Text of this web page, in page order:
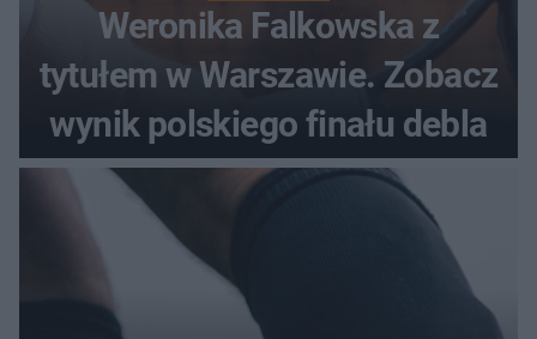
Weronika Falkowska z
tytułem w Warszawie. Zobacz
wynik polskiego finału debla